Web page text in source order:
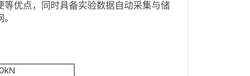
优点，同时具备实验数据自动采集与储